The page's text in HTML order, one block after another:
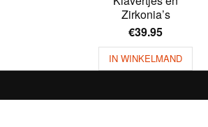
Zirkonia’s
€39.95
IN WINKELMAND